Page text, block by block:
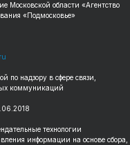
Московской области «Агентство
«Подмосковье»
по надзору в сфере связи,
коммуникаций
технологии
информации на основе сбора,